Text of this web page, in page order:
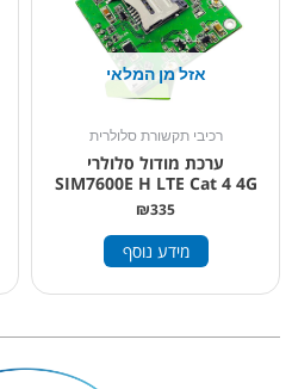
אזל מן המלאי
רכיבי תקשורת סלולרית
ערכת מודול סלולרי
SIM7600E H LTE Cat 4 4G
₪335
מידע נוסף